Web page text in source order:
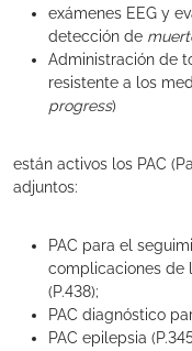
exámenes EEG y
detección de
Administración de
resistente a los
progress)
están activos los PAC
adjuntos:
PAC para el
complicaciones de
(P.438);
PAC diagnóstico
PAC epilepsia